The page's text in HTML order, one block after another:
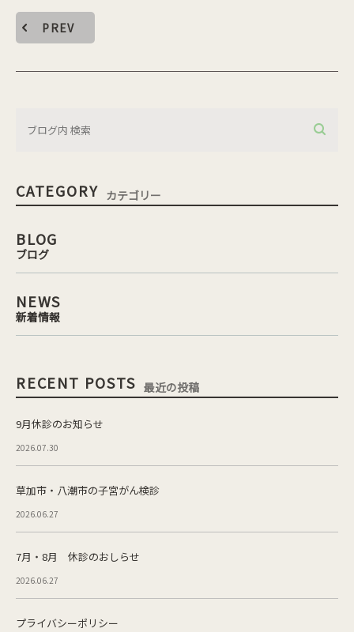
PREV
CATEGORY カテゴリー
BLOG
ブログ
NEWS
新着情報
RECENT POSTS 最近の投稿
9月休診のお知らせ
2026.07.30
草加市・八潮市の子宮がん検診
2026.06.27
7月・8月 休診のおしらせ
2026.06.27
プライバシーポリシー